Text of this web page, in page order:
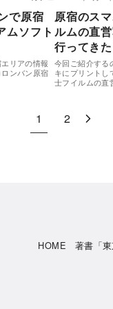
で原宿
ムソフト
リアの情報
ンバン原宿
原宿のス
ルムの直
行ってきた
今回ご紹介する
キにプリントし
士フイルムの直
1 2
HOME 著書「